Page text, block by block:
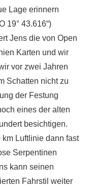
Lage erinnern
19° 43.616“)
Jens die von Open
Karten und wir
vor zwei Jahren
Schatten nicht zu
der Festung
eines der alten
besichtigen.
Luftlinie dann fast
Serpentinen
kann seinen
Fahrstil weiter